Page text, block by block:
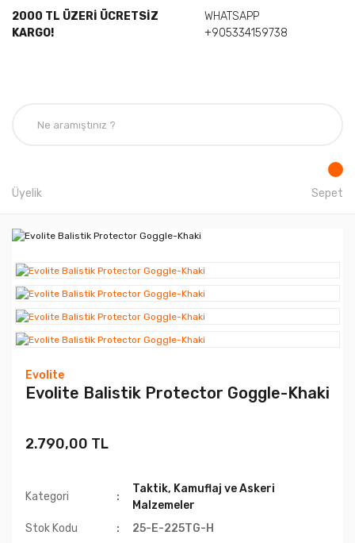
2000 TL ÜZERİ ÜCRETSİZ
KARGO!
WHATSAPP
+905334159738
Üyelik Sepet
Evolite
Evolite Balistik Protector Goggle-Khaki
2.790,00 TL
Kategori
Taktik, Kamuflaj ve Askeri
Malzemeler
Stok Kodu
25-E-225TG-H